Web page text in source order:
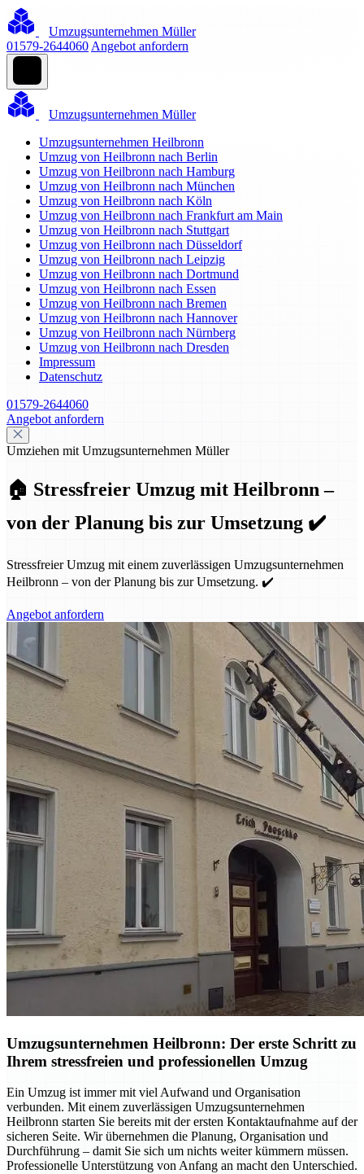
Umzugsunternehmen Müller
01579-2644060 Angebot anfordern
Umzugsunternehmen Müller
Umzugsunternehmen Heilbronn
Umzug von Heilbronn nach Berlin
Umzug von Heilbronn nach Hamburg
Umzug von Heilbronn nach München
Umzug von Heilbronn nach Köln
Umzug von Heilbronn nach Frankfurt am Main
Umzug von Heilbronn nach Stuttgart
Umzug von Heilbronn nach Düsseldorf
Umzug von Heilbronn nach Leipzig
Umzug von Heilbronn nach Dortmund
Umzug von Heilbronn nach Essen
Umzug von Heilbronn nach Bremen
Umzug von Heilbronn nach Hannover
Umzug von Heilbronn nach Nürnberg
Umzug von Heilbronn nach Dresden
Impressum
Datenschutz
01579-2644060
Angebot anfordern
Umziehen mit Umzugsunternehmen Müller
🏠 Stressfreier Umzug mit Heilbronn –
von der Planung bis zur Umsetzung ✔️
Stressfreier Umzug mit einem zuverlässigen Umzugsunternehmen
Heilbronn – von der Planung bis zur Umsetzung. ✔️
Angebot anfordern
Umzugsunternehmen Heilbronn: Der erste Schritt zu
Ihrem stressfreien und professionellen Umzug
Ein Umzug ist immer mit viel Aufwand und Organisation
verbunden. Mit einem zuverlässigen Umzugsunternehmen
Heilbronn starten Sie bereits mit der ersten Kontaktaufnahme auf der
sicheren Seite. Wir übernehmen die Planung, Organisation und
Durchführung – damit Sie sich um nichts weiter kümmern müssen.
Professionelle Unterstützung von Anfang an macht den Unterschied.